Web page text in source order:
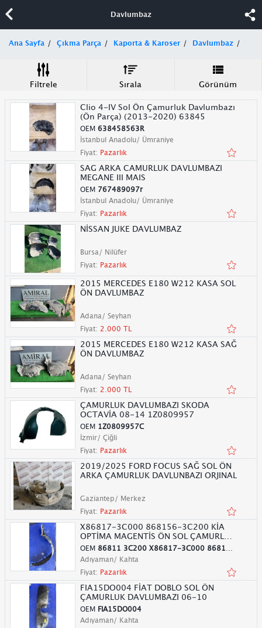
Davlumbaz
Ana Sayfa Çıkma Parça Kaporta & Karoser Davlumbaz
Filtrele Sırala Görünüm
Clio 4-IV Sol Ön Çamurluk Davlumbazı
(Ön Parça) (2013-2020) 63845
OEM 638458563R
İstanbul Anadolu/ Ümraniye
Fiyat: Pazarlık
SAG ARKA CAMURLUK DAVLUMBAZI
MEGANE III MAIS
OEM 767489097r
İstanbul Anadolu/ Ümraniye
Fiyat: Pazarlık
NİSSAN JUKE DAVLUMBAZ
Bursa/ Nilüfer
Fiyat: Pazarlık
2015 MERCEDES E180 W212 KASA SOL
ÖN DAVLUMBAZ
Adana/ Seyhan
Fiyat: 2.000 TL
2015 MERCEDES E180 W212 KASA SAĞ
ÖN DAVLUMBAZ
Adana/ Seyhan
Fiyat: 2.000 TL
ÇAMURLUK DAVLUMBAZI SKODA
OCTAVİA 08-14 1Z0809957
OEM 1Z0809957C
İzmir/ Çiğli
Fiyat: Pazarlık
2019/2025 FORD FOCUS SAĞ SOL ÖN
ARKA ÇAMURLUK DAVLUNBAZI ORJINAL
Gaziantep/ Merkez
Fiyat: Pazarlık
X86817-3C000 868156-3C200 KİA
OPTİMA MAGENTİS ÖN SOL ÇAMURLUK
DAV
OEM 86811 3C200 X86817-3C000 868156-3C200
Adıyaman/ Kahta
Fiyat: Pazarlık
FIA15DO004 FİAT DOBLO SOL ÖN
ÇAMURLUK DAVLUMBAZI 06-10
OEM FIA15DO004
Adıyaman/ Kahta